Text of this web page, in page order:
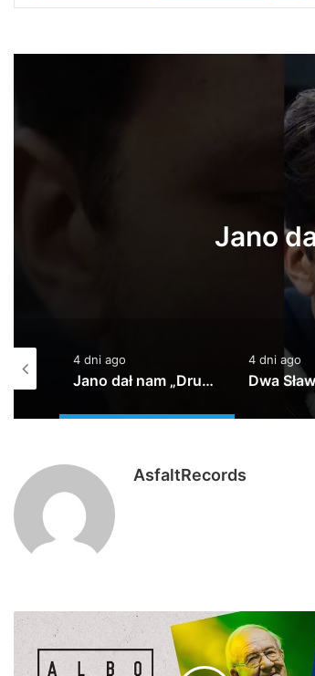
Dwa Sławy,
Vibes Only
Jano dał nam „Drugą szansę”!
4 dni ago
Dwa Sławy, Gruby Mielzky, Pers, @atutowy – Bad Vibes Only (prod. @atutowy x The Returners)
5 dni ago
AsfaltRecords